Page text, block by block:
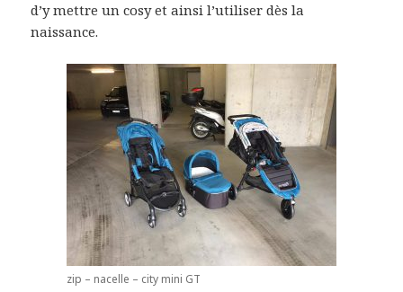
d’y mettre un cosy et ainsi l’utiliser dès la
naissance.
zip – nacelle – city mini GT